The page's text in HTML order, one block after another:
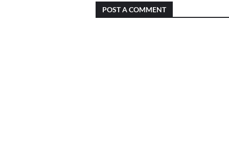
POST A COMMENT